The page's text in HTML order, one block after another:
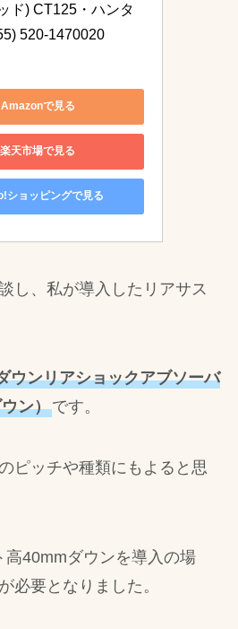
ド) CT125・ハンタ
520-1470020
Amazonで見る
楽天市場で見る
ショッピングで見る
し、私が導入したリアサス
ンリアショックアブソーバ
ン）です。
ピッチや種類にもよると思
高40mmダウンを導入の場
必要となりました。